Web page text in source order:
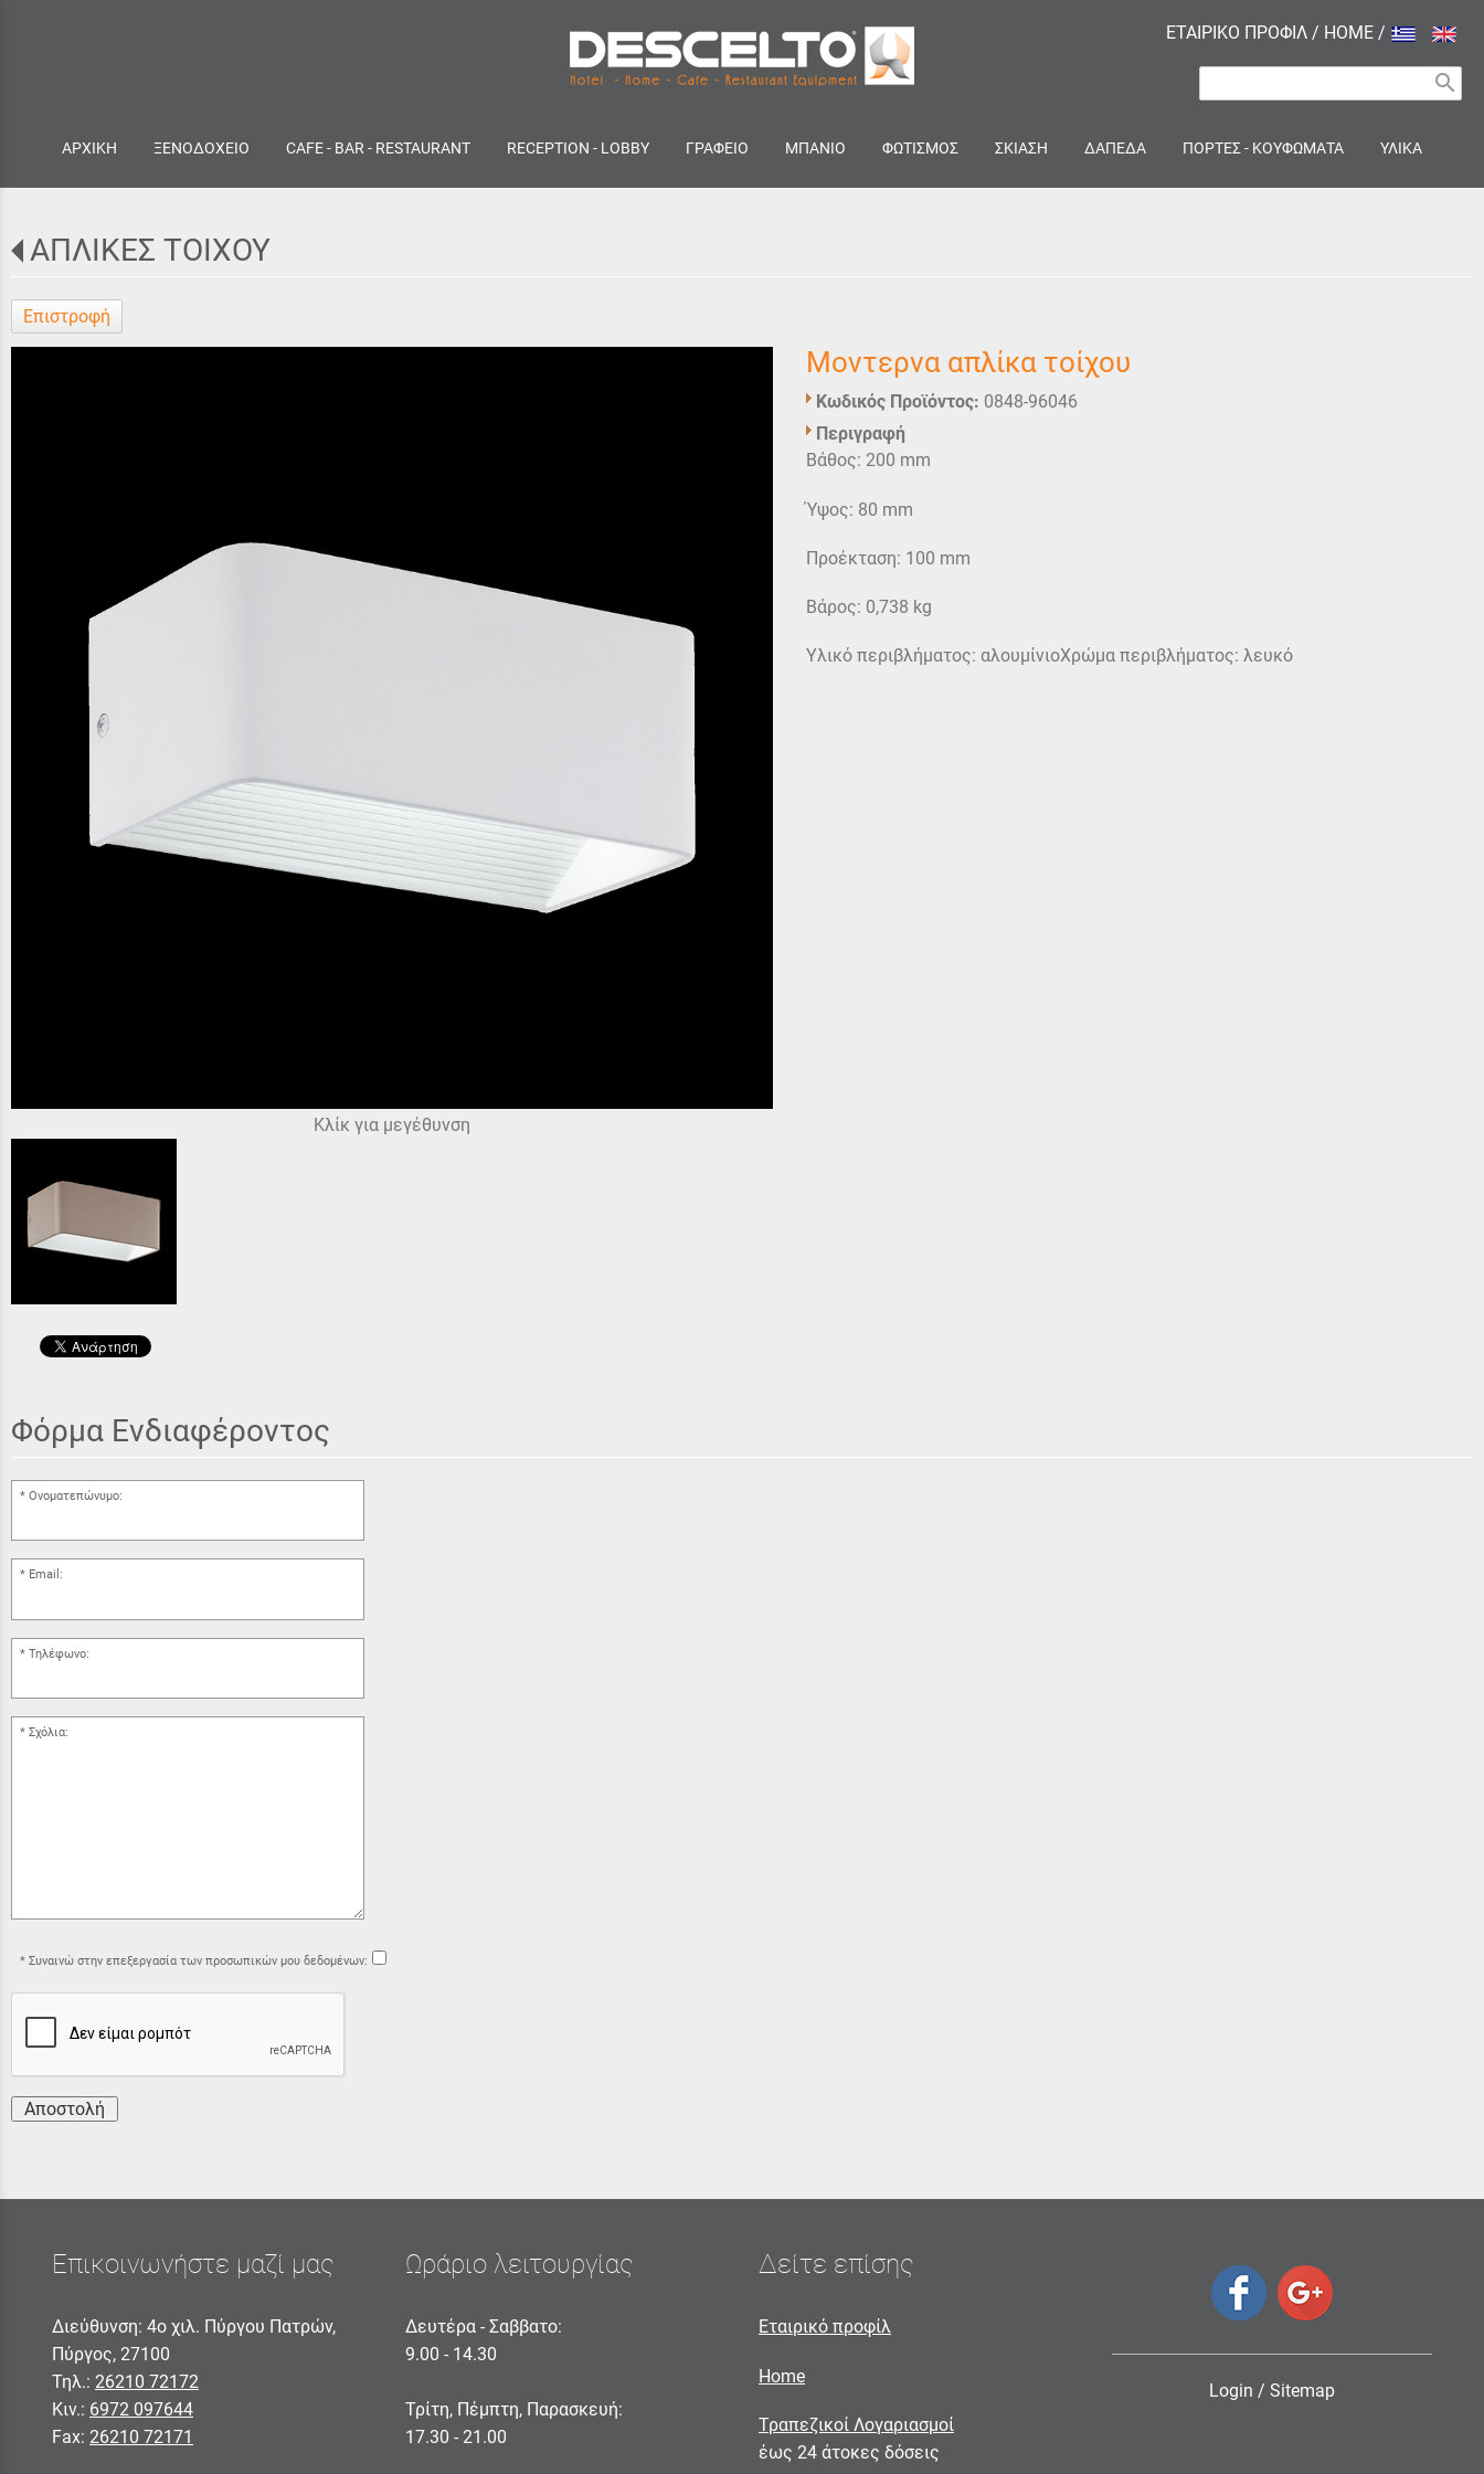
ΕΤΑΙΡΙΚΟ ΠΡΟΦΙΛ / HOME /
search
ΑΡΧΙΚΗ ΞΕΝΟΔΟΧΕΙΟ CAFE - BAR - RESTAURANT RECEPTION - LOBBY ΓΡΑΦΕΙΟ ΜΠΑΝΙΟ ΦΩΤΙΣΜΟΣ ΣΚΙΑΣΗ ΔΑΠΕΔΑ ΠΟΡΤΕΣ - ΚΟΥΦΩΜΑΤΑ ΥΛΙΚΑ
ΑΠΛΙΚΕΣ ΤΟΙΧΟΥ
Επιστροφή
Κλίκ για μεγέθυνση
Μοντερνα απλίκα τοίχου
Κωδικός Προϊόντος: 0848-96046
Περιγραφή
Βάθος: 200 mm
Ύψος: 80 mm
Προέκταση: 100 mm
Βάρος: 0,738 kg
Υλικό περιβλήματος: αλουμίνιοΧρώμα περιβλήματος: λευκό
Φόρμα Ενδιαφέροντος
Ονοματεπώνυμο:
Email:
Τηλέφωνο:
Σχόλια:
Συναινώ στην επεξεργασία των προσωπικών μου δεδομένων:
Αποστολή
Επικοινωνήστε μαζί μας
Διεύθυνση: 4ο χιλ. Πύργου Πατρών,
Πύργος, 27100
Τηλ.: 26210 72172
Κιν.: 6972 097644
Fax: 26210 72171
Ωράριο λειτουργίας
Δευτέρα - Σαββατο:
9.00 - 14.30
Τρίτη, Πέμπτη, Παρασκευή:
17.30 - 21.00
Δείτε επίσης
Εταιρικό προφίλ
Home
Τραπεζικοί Λογαριασμοί
έως 24 άτοκες δόσεις
Login / Sitemap